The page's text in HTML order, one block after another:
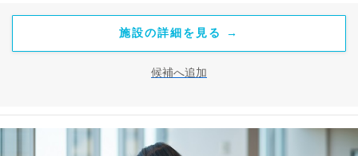
施設の詳細を見る →
候補へ追加